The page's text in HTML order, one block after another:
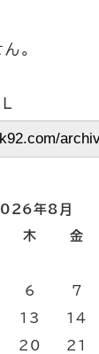
。
年8月
木 金
6 7
13 14
20 21